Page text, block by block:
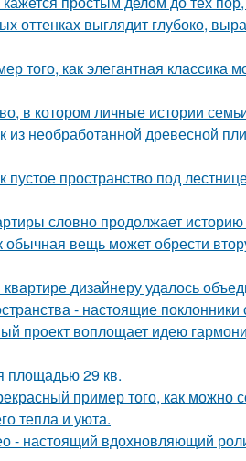
оттенках выглядит глубоко,
того, как элегантная
в котором личные истории
необработанной древесной
пространство под
словно продолжает
обычная вещь может обрести
дизайнеру удалось
- настоящие
проект воплощает идею
площадью 29 кв.
пример того, как можно
тепла и уюта.
- настоящий вдохновляющий